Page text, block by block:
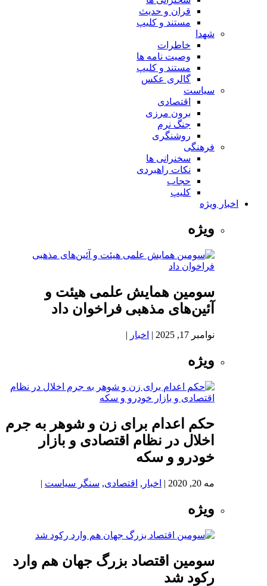
قران و حدیث
مستند و کلیپ
شهدا
خاطرات
وصیت نامه ها
مستند و کلیپ
گالری عکس
سیاست
اقتصادی
برون مرزی
جنگ نرم
روشنگری
فرهنگی
سخنرانی ها
نکات راهبردی
حجاب
کلیپ
اخبار ویژه
ویژه
سومین همایش علمی هیئت و
آئین‌های مذهبی فراخوان داد
نوامبر 17, 2025 | اخبار |
ویژه
حکم اعدام برای زن و شوهر به جرم
اخلال در نظام اقتصادی و بازار
خودرو و سکه
مه 20, 2020 | اخبار , اقتصادی, سنگر سیاست |
ویژه
سومین اقتصاد بزرگ جهان هم وارد
رکود شد